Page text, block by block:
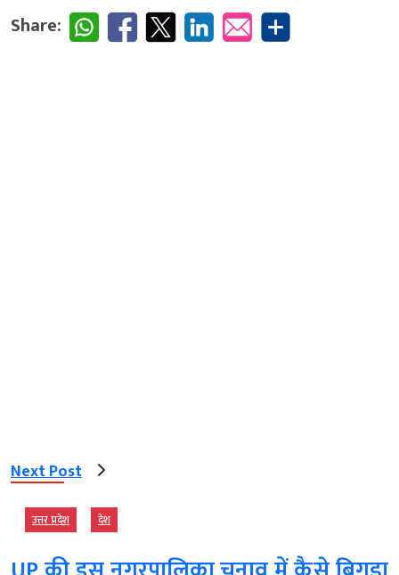
Share:
Next Post
उत्तर प्रदेश देश